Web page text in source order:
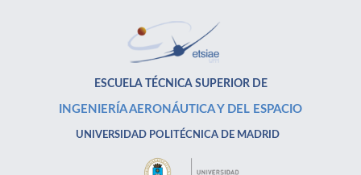
ESCUELA TÉCNICA SUPERIOR DE
INGENIERÍA AERONÁUTICA Y DEL ESPACIO
UNIVERSIDAD POLITÉCNICA DE MADRID